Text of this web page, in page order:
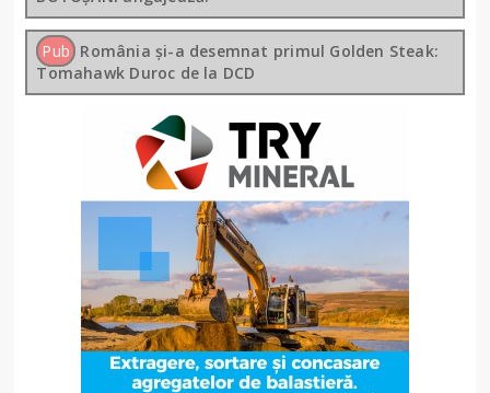
Pub România și-a desemnat primul Golden Steak:
Tomahawk Duroc de la DCD